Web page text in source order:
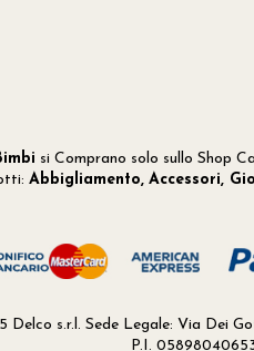
si Comprano solo sullo Shop
Abbigliamento, Accessori,
Delco s.r.l. Sede Legale: Via Dei
P.I.